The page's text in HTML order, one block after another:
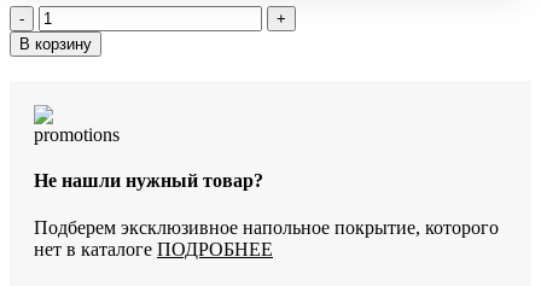
Количество
товара
SPC-
StoneWood
Аруба
SW
В корзину
Не нашли нужный товар?
Подберем эксклюзивное напольное покрытие, которого
нет в каталоге ПОДРОБНЕЕ